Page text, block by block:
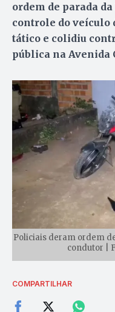
ordem de parada
controle do veículo
tático e colidiu
pública na Avenida
Policiais deram ordem
condutor |
COMPARTILHAR